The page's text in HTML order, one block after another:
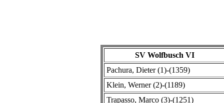
SV Wolfbusch VI
Pachura, Dieter (1)-(1359)
Klein, Werner (2)-(1189)
Trapasso, Marco (3)-(1251)